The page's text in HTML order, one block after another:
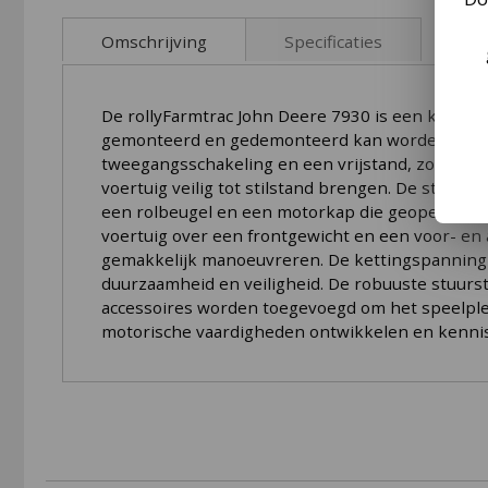
the
beginning
of
images
gallery
Omschrijving
De rollyFarmtrac John Deere 7930 is een
gemonteerd en gedemonteerd kan worden.
tweegangsschakeling en een vrijstand, zodat
voertuig veilig tot stilstand brengen. De stoel is
een rolbeugel en een motorkap die geopend
voertuig over een frontgewicht en een voor-
gemakkelijk manoeuvreren. De
duurzaamheid en veiligheid. De robuuste
accessoires worden toegevoegd om het
motorische vaardigheden ontwikkelen en
Specificaties